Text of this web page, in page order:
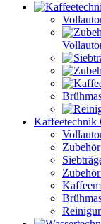
Kaffeetechnik